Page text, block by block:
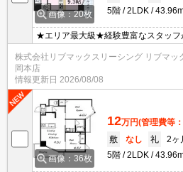
画像：20枚
5階
2LDK
★エリア最大級★経験豊富なスタッフ
能！オンライン内覧・オンライン契約
問題ありません♪弊社ではネットに掲
可能になりますので気になる物件は
株式会社リブマックスリーシング リブマッ
岡本店
情報更新日 2026/08/08
画像：36枚
12万円(管理費等
敷
なし 礼
2ヶ
5階
2LDK